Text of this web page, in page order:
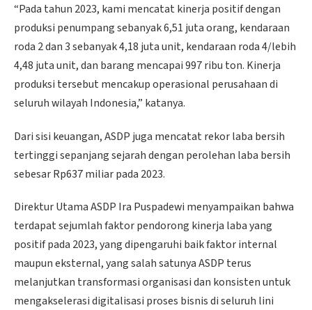
“Pada tahun 2023, kami mencatat kinerja positif dengan
produksi penumpang sebanyak 6,51 juta orang, kendaraan
roda 2 dan 3 sebanyak 4,18 juta unit, kendaraan roda 4/lebih
4,48 juta unit, dan barang mencapai 997 ribu ton. Kinerja
produksi tersebut mencakup operasional perusahaan di
seluruh wilayah Indonesia,” katanya.
Dari sisi keuangan, ASDP juga mencatat rekor laba bersih
tertinggi sepanjang sejarah dengan perolehan laba bersih
sebesar Rp637 miliar pada 2023.
Direktur Utama ASDP Ira Puspadewi menyampaikan bahwa
terdapat sejumlah faktor pendorong kinerja laba yang
positif pada 2023, yang dipengaruhi baik faktor internal
maupun eksternal, yang salah satunya ASDP terus
melanjutkan transformasi organisasi dan konsisten untuk
mengakselerasi digitalisasi proses bisnis di seluruh lini